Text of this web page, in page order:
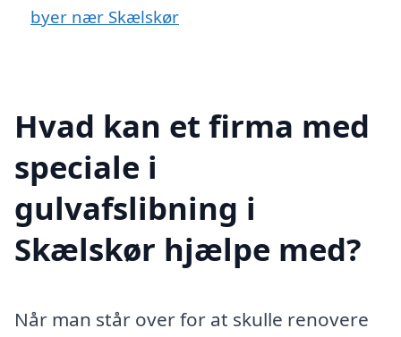
byer nær Skælskør
Hvad kan et firma med
speciale i
gulvafslibning i
Skælskør hjælpe med?
Når man står over for at skulle renovere